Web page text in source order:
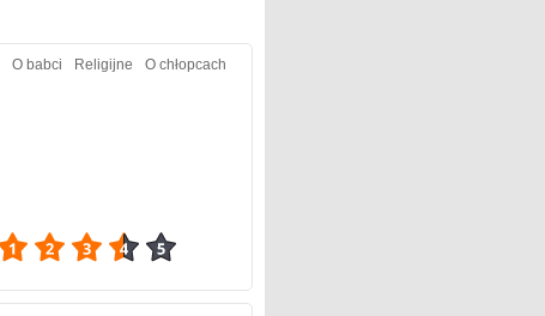
O babci Religijne O chłopcach